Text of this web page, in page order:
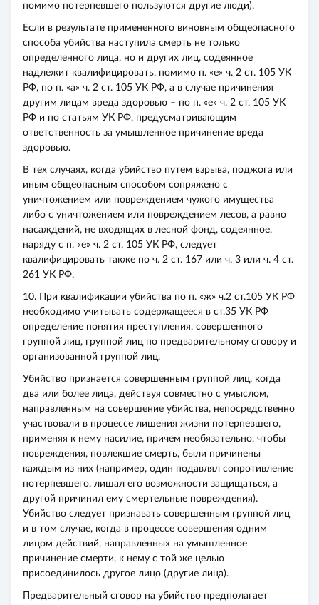
помимо потерпевшего пользуются другие люди).
Если в результате примененного виновным общеопасного
способа убийства наступила смерть не только
определенного лица, но и других лиц, содеянное
надлежит квалифицировать, помимо п. «е» ч. 2 ст. 105 УК
РФ, по п. «а» ч. 2 ст. 105 УК РФ, а в случае причинения
другим лицам вреда здоровью – по п. «е» ч. 2 ст. 105 УК
РФ и по статьям УК РФ, предусматривающим
ответственность за умышленное причинение вреда
здоровью.
В тех случаях, когда убийство путем взрыва, поджога или
иным общеопасным способом сопряжено с
уничтожением или повреждением чужого имущества
либо с уничтожением или повреждением лесов, а равно
насаждений, не входящих в лесной фонд, содеянное,
наряду с п. «е» ч. 2 ст. 105 УК РФ, следует
квалифицировать также по ч. 2 ст. 167 или ч. 3 или ч. 4 ст.
261 УК РФ.
10. При квалификации убийства по п. «ж» ч.2 ст.105 УК РФ
необходимо учитывать содержащееся в ст.35 УК РФ
определение понятия преступления, совершенного
группой лиц, группой лиц по предварительному сговору и
организованной группой лиц.
Убийство признается совершенным группой лиц, когда
два или более лица, действуя совместно с умыслом,
направленным на совершение убийства, непосредственно
участвовали в процессе лишения жизни потерпевшего,
применяя к нему насилие, причем необязательно, чтобы
повреждения, повлекшие смерть, были причинены
каждым из них (например, один подавлял сопротивление
потерпевшего, лишал его возможности защищаться, а
другой причинил ему смертельные повреждения).
Убийство следует признавать совершенным группой лиц
и в том случае, когда в процессе совершения одним
лицом действий, направленных на умышленное
причинение смерти, к нему с той же целью
присоединилось другое лицо (другие лица).
Предварительный сговор на убийство предполагает